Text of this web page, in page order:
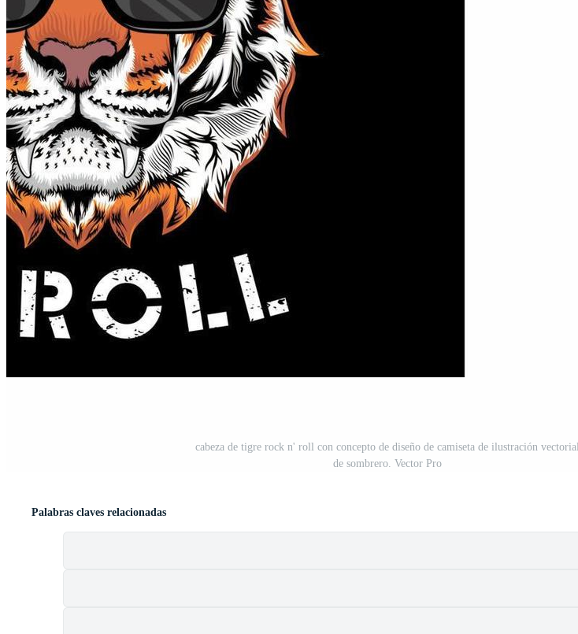
cabeza de tigre rock n' roll con concepto de diseño de camiseta de ilustración vectorial
de sombrero. Vector Pro
Palabras claves relacionadas